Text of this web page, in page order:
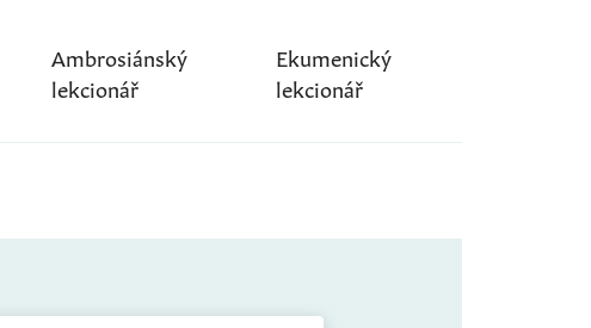
Ambrosiánský
lekcionář
Ekumenický
lekcionář